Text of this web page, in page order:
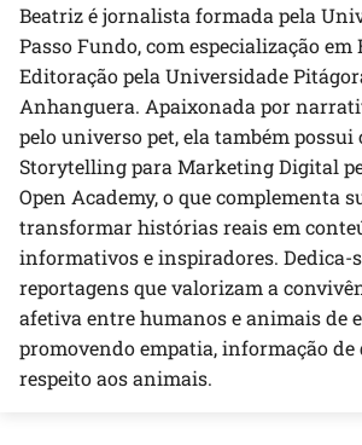
Beatriz é jornalista formada pela
Passo Fundo, com especialização
Editoração pela Universidade
Anhanguera. Apaixonada por
pelo universo pet, ela também possui
Storytelling para Marketing Digital
Open Academy, o que complementa
transformar histórias reais em
informativos e inspiradores. Dedica-
reportagens que valorizam a
afetiva entre humanos e animais de
promovendo empatia, informação de
respeito aos animais.